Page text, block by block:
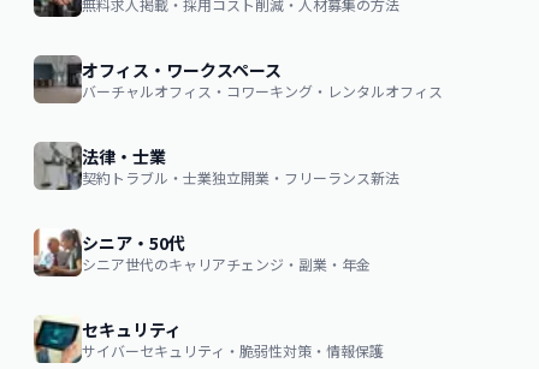
無料求人掲載・採用コスト削減・人材募集の方法
オフィス・ワークスペース
バーチャルオフィス・コワーキング・レンタルオフィス
法律・士業
契約トラブル・士業独立開業・フリーランス新法
シニア・50代
シニア世代のキャリアチェンジ・副業・年金
セキュリティ
サイバーセキュリティ・脆弱性対策・情報保護